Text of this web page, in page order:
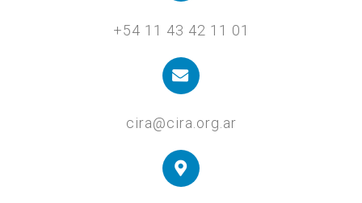
+54 11 43 42 11 01
cira@cira.org.ar